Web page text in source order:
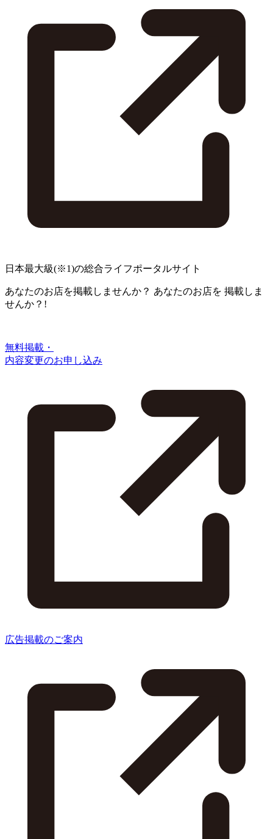
日本最大級(※1)の総合ライフポータルサイト
あなたのお店を掲載しませんか？ あなたのお店を 掲載しま
せんか？!
無料掲載・
内容変更のお申し込み
広告掲載のご案内